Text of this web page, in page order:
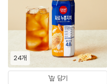
24개
담기